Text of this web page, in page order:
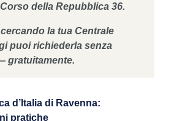
della Repubblica 36.
la tua Centrale
puoi richiederla senza
gratuitamente.
d’Italia di Ravenna:
pratiche